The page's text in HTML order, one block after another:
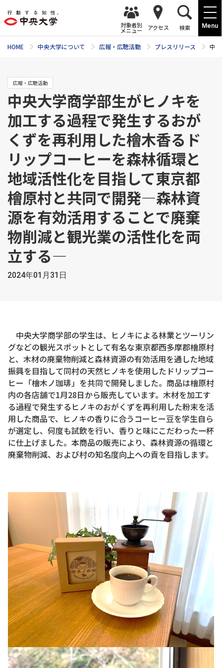
Menu
対象者別
メニュー アクセス 検索
HOME 中央大学について 広報・広聴活動 プレスリリース 中
広報・広聴活動
中央大学商学部生がヒノキを
加工する過程で発生するおが
くずを再利用した檜木香るド
リップコーヒーを森林循環と
地域活性化を目指して東京都
檜原村と共同で開発―森林資
源を有効活用することで廃棄
物削減と観光業の活性化を両
立する―
2024年01月31日
中央大学商学部の学生は、ヒノキによる林業とツーリン
グなどの観光スポットとして有名な東京都西多摩郡檜原村
と、木材の廃棄物削減と森林資源の有効活用を通した地域
振興を目指して同村の天然ヒノキを使用したドリップコー
ヒー「檜木ノ珈琲」を共同で開発しました。商品は檜原村
内の各店舗で1月28日から販売しています。木材を加工す
る過程で発生するヒノキのおがくずを再利用した粉末を活
用した商品で、ヒノキの香りに合うコーヒー豆を学生自ら
が選定し、何度も試飲を行い、香りと味にこだわった一杯
に仕上げました。本商品の販売により、森林資源の循環と
廃棄物削減、および村の知名度向上への貢を目指します。